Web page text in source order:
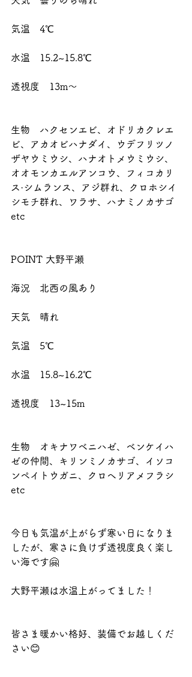
気温　4℃
水温　15.2~15.8℃
透視度　13m～
生物　ハクセンエビ、オドリカクレエ
ビ、アカオビハナダイ、ウデフリツノ
ザヤウミウシ、ハナオトメウミウシ、
オオモンカエルアンコウ、フィコカリ
ス·シムランス、アジ群れ、クロホシイ
シモチ群れ、ワラサ、ハナミノカサゴ
etc
POINT 大野平瀬
海況　北西の風あり
天気　晴れ
気温　5℃
水温　15.8~16.2℃
透視度　13~15m
生物　オキナワベニハゼ、ベンケイハ
ゼの仲間、キリンミノカサゴ、イソコ
ンペイトウガニ、クロヘリアメフラシ
etc
今日も気温が上がらず寒い日になりま
したが、寒さに負けず透視度良く楽し
い海です🤗
大野平瀬は水温上がってました！
皆さま暖かい格好、装備でお越しくだ
さい😊